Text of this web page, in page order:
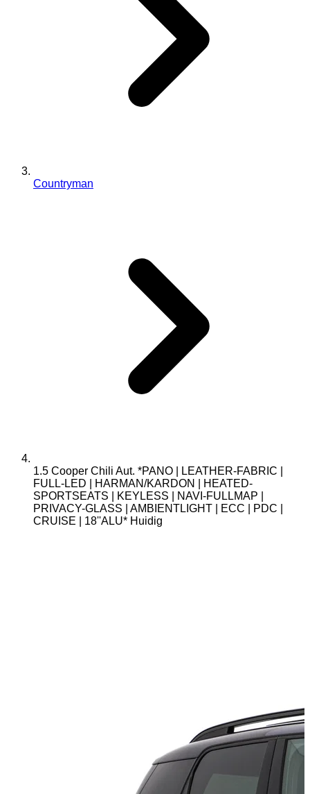
Countryman
1.5 Cooper Chili Aut. *PANO | LEATHER-FABRIC |
FULL-LED | HARMAN/KARDON | HEATED-
SPORTSEATS | KEYLESS | NAVI-FULLMAP |
PRIVACY-GLASS | AMBIENTLIGHT | ECC | PDC |
CRUISE | 18''ALU* Huidig